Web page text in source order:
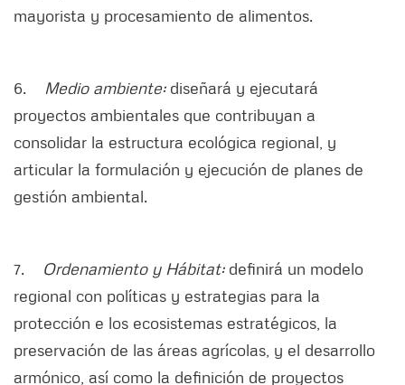
mayorista y procesamiento de alimentos.
6. Medio ambiente: diseñará y ejecutará
proyectos ambientales que contribuyan a
consolidar la estructura ecológica regional, y
articular la formulación y ejecución de planes de
gestión ambiental.
7. Ordenamiento y Hábitat: definirá un modelo
regional con políticas y estrategias para la
protección e los ecosistemas estratégicos, la
preservación de las áreas agrícolas, y el desarrollo
armónico, así como la definición de proyectos